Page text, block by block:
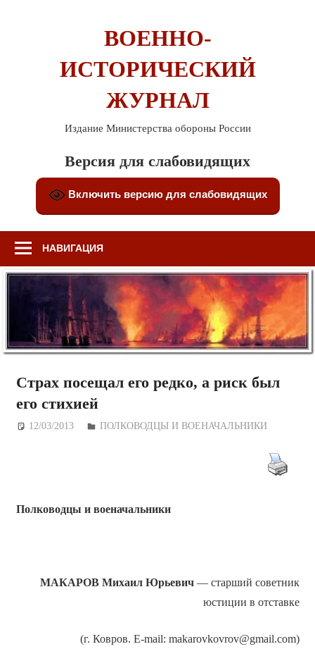
ВОЕННО-
ИСТОРИЧЕСКИЙ
ЖУРНАЛ
Издание Министерства обороны России
Версия для слабовидящих
Включить версию для слабовидящих
НАВИГАЦИЯ
Страх посещал его редко, а риск был
его стихией
12/03/2013 Дежурный по Редакции
ПОЛКОВОДЦЫ И ВОЕНАЧАЛЬНИКИ
Полководцы и военачальники
МАКАРОВ Михаил Юрьевич— старший советник
юстиции в отставке
(г. Ковров. E-mail: makarovkovrov@gmail.com)